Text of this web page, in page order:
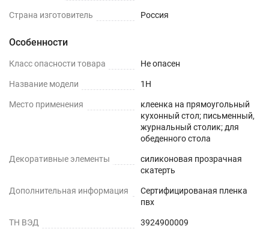
на текстурированном столе или скатерти
Шаг 1
Сразу после распаковки пленки может
присутствовать слабый быстро выветриваемый
её поверхность влажной салфеткой с мыльным
Шаг 2
максимум через 1-2 дня.
Шаг 3
Страна изготовитель Россия
Особенности
Класс опасности товара Не опасен
Название модели 1H
Место применения
клеенка на прямоугольный
кухонный стол; письменный,
журнальный столик; для
обеденного стола
Декоративные элементы
силиконовая прозрачная
скатерть
Дополнительная информация
Сертифицированая пленка
пвх
ТН ВЭД 3924900009